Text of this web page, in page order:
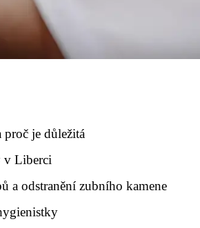
proč je důležitá
v Liberci
a odstranění zubního kamene